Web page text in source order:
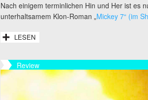
Nach einigem terminlichen Hin und Her ist es
unterhaltsamem Klon-Roman „Mickey 7“ (im
LESEN
Review